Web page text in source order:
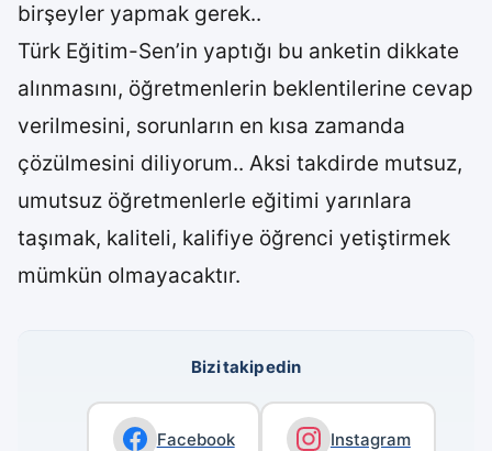
birşeyler yapmak gerek..
Türk Eğitim-Sen’in yaptığı bu anketin dikkate
alınmasını, öğretmenlerin beklentilerine cevap
verilmesini, sorunların en kısa zamanda
çözülmesini diliyorum.. Aksi takdirde mutsuz,
umutsuz öğretmenlerle eğitimi yarınlara
taşımak, kaliteli, kalifiye öğrenci yetiştirmek
mümkün olmayacaktır.
Bizi takip edin
Facebook Instagram